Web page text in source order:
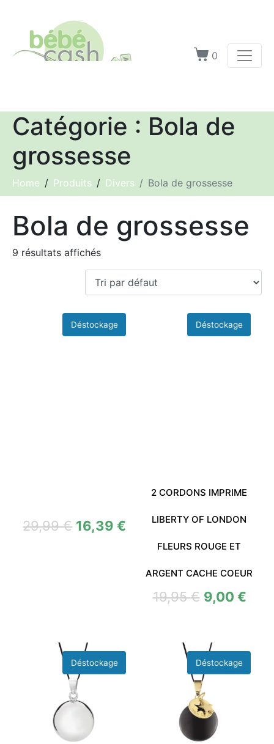
0
Catégorie : Bola de
grossesse
Home Produits Divers Bola de grossesse
Bola de grossesse
9 résultats affichés
29,99€ 16,39€
2 CORDONS IMPRIME
LIBERTY OF LONDON
FLEURS ROUGE ET
ARGENT CACHE COEUR
19,95€ 9,00 €